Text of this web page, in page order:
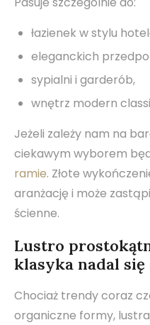
łazienek w stylu
eleganckich
sypialni i garderób,
wnętrz modern
Jeżeli zależy nam na
ciekawym wyborem
ramie. Złote
aranżację i może
ścienne.
Lustro
klasyka nadal się
Chociaż trendy coraz
organiczne formy,